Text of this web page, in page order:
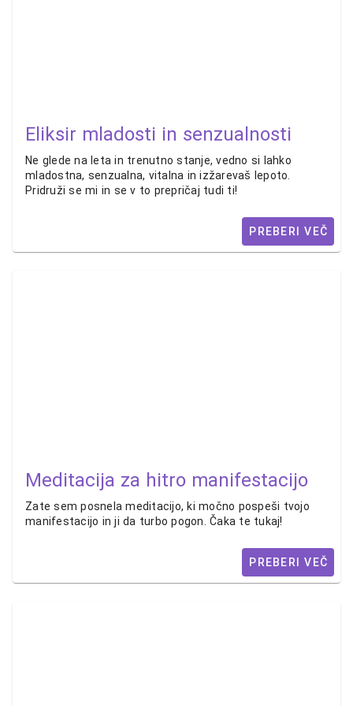
Eliksir mladosti in senzualnosti
Ne glede na leta in trenutno stanje, vedno si lahko
mladostna, senzualna, vitalna in izžarevaš lepoto.
Pridruži se mi in se v to prepričaj tudi ti!
PREBERI VEČ
Meditacija za hitro manifestacijo
Zate sem posnela meditacijo, ki močno pospeši tvojo
manifestacijo in ji da turbo pogon. Čaka te tukaj!
PREBERI VEČ